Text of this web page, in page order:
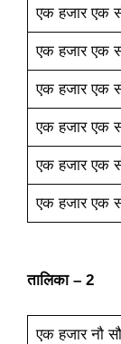
एक हजार एक
एक हजार एक
एक हजार एक
एक हजार एक
एक हजार एक
एक हजार एक
तालिका – 2
एक हजार नौ